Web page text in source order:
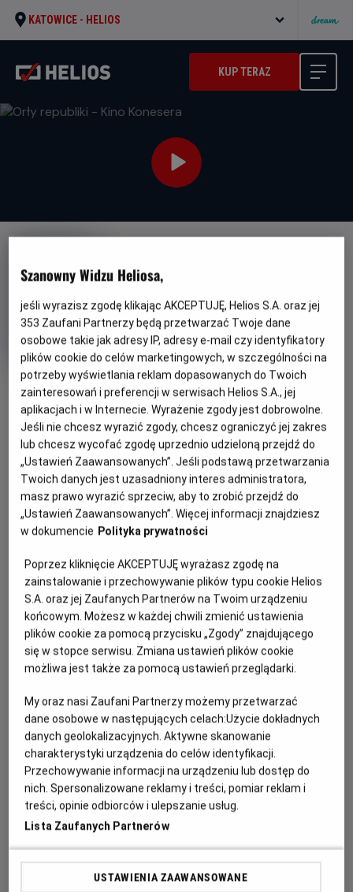
KATOWICE - HELIOS
KUP TERAZ
OBSERWUJ
Orły republiki - Kino Konesera
Oryginalny
tytuł
Eagles of the Republic Gatunek
Thriller
wiek
Od 15
lat
Czas
trwania
139 min
REŻYSERIA
Tarik Saleh
SCENARIUSZ
Tarik Saleh
OBSADA
Fares Fares, Lyna Khoudri, Cherien Dabis
WIĘCEJ SZCZEGÓŁÓW
OPIS WYDARZENIA
George Fahmy (w tej roli Fares Fares) to największa
gwiazda egipskiego kina. Zwany jest “faraonem ekranu”.
Zwraca na niego uwagę sam prezydent Egiptu Abd al-
Fattah as Sisi, który życzy sobie, aby gwiazdor zagrał
główną rolę w filmie biograficznym, gloryfikującym
prezydenta. Okazuje się, że jest to propozycja nie do
odrzucenia – władza szantażem wymusza na aktorze jej
przyjęcie.
Początkowo, jak przystało na gwiazdę, bohater liczy na to,
swojej roli, jak i kształtu całego filmu. Szybko jednak
zostaje sprowadzony na ziemię. Głównie za sprawą
obecnego na planie tajemniczego doktora Manssoura,
który sprawuje pieczę nad produkcją i jej odpowiednim,
propagandowym tonem.
Sytuację dodatkowo komplikuje romans, w jaki Fahmy wdaje
się z żoną jednego z wysoko postawionych generałów. To
moment, w którym fikcja i rzeczywistość zaczynają się
niebezpiecznie przenikać.
Szanowny Widzu Heliosa,
jeśli wyrazisz zgodę klikając AKCEPTUJĘ, Helios S.A. oraz jej
353 Zaufani Partnerzy będą przetwarzać Twoje dane
osobowe takie jak adresy IP, adresy e-mail czy identyfikatory
plików cookie do celów marketingowych, w szczególności na
potrzeby wyświetlania reklam dopasowanych do Twoich
zainteresowań i preferencji w serwisach Helios S.A., jej
aplikacjach i w Internecie. Wyrażenie zgody jest dobrowolne.
Jeśli nie chcesz wyrazić zgody, chcesz ograniczyć jej zakres
lub chcesz wycofać zgodę uprzednio udzieloną przejdź do
„Ustawień Zaawansowanych”. Jeśli podstawą przetwarzania
Twoich danych jest uzasadniony interes administratora,
masz prawo wyrazić sprzeciw, aby to zrobić przejdź do
„Ustawień Zaawansowanych”. Więcej informacji znajdziesz
w dokumencie Polityka prywatności
Poprzez kliknięcie AKCEPTUJĘ wyrażasz zgodę na
zainstalowanie i przechowywanie plików typu cookie Helios
S.A. oraz jej Zaufanych Partnerów na Twoim urządzeniu
końcowym. Możesz w każdej chwili zmienić ustawienia
plików cookie za pomocą przycisku „Zgody” znajdującego
się w stopce serwisu. Zmiana ustawień plików cookie
możliwa jest także za pomocą ustawień przeglądarki.
My oraz nasi Zaufani Partnerzy możemy przetwarzać
dane osobowe w następujących celach:Użycie dokładnych
danych geolokalizacyjnych. Aktywne skanowanie
charakterystyki urządzenia do celów identyfikacji.
Przechowywanie informacji na urządzeniu lub dostęp do
nich. Spersonalizowane reklamy i treści, pomiar reklam i
treści, opinie odbiorców i ulepszanie usług.
Lista Zaufanych Partnerów
USTAWIENIA ZAAWANSOWANE